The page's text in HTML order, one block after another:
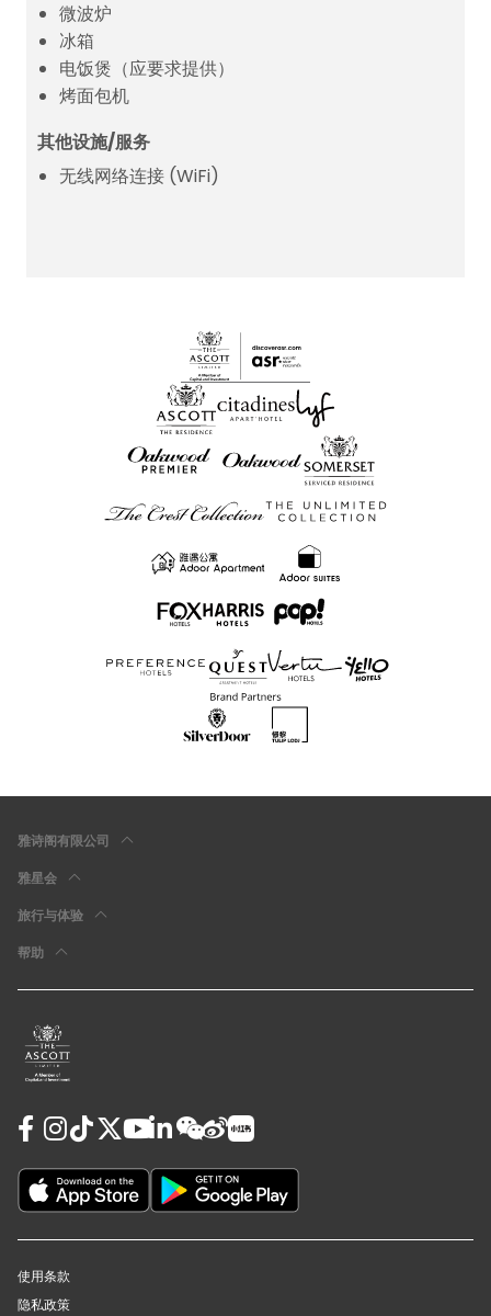
微波炉
冰箱
电饭煲（应要求提供）
烤面包机
其他设施/服务
无线网络连接 (WiFi)
雅诗阁有限公司
雅星会
旅行与体验
帮助
使用条款
隐私政策